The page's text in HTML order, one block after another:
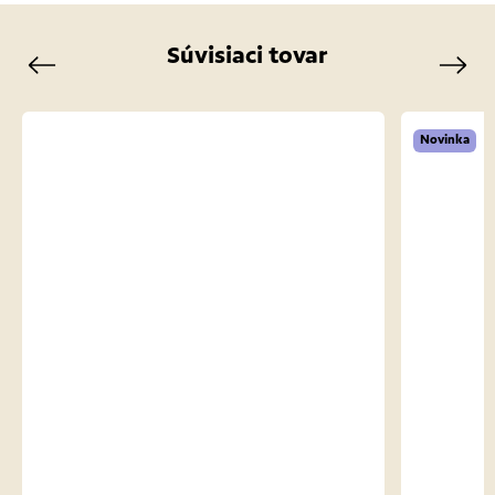
Súvisiaci tovar
Previous
Novinka
Next